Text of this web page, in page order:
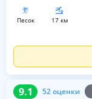
песок 17 км
9.1 52 оценки
9.1 52 оценки